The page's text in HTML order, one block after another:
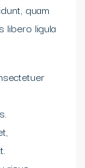
quam
libero ligula